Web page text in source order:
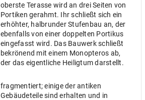
oberste Terasse wird an drei Seiten von
Portiken gerahmt. Ihr schließt sich ein
erhöhter, halbrunder Stufenbau an, der
ebenfalls von einer doppelten Portikus
eingefasst wird. Das Bauwerk schließt
bekrönend mit einem Monopteros ab,
der das eigentliche Heiligtum darstellt.
fragmentiert; einige der antiken
Gebäudeteile sind erhalten und in